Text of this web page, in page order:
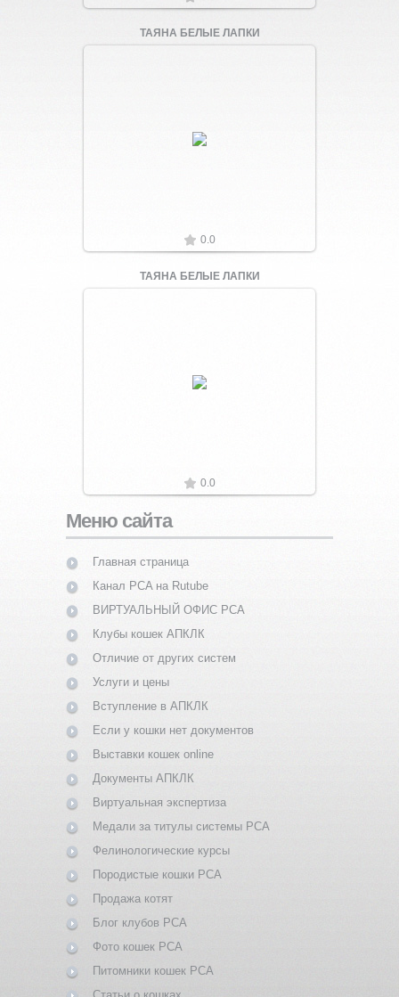
ТАЯНА БЕЛЫЕ ЛАПКИ
Увеличить
0.0
ТАЯНА БЕЛЫЕ ЛАПКИ
Увеличить
0.0
Меню сайта
Главная страница
Канал PCA на Rutube
ВИРТУАЛЬНЫЙ ОФИС PCA
Клубы кошек АПКЛК
Отличие от других систем
Услуги и цены
Вступление в АПКЛК
Если у кошки нет документов
Выставки кошек online
Документы АПКЛК
Виртуальная экспертиза
Медали за титулы системы PCA
Фелинологические курсы
Породистые кошки PCA
Продажа котят
Блог клубов PCA
Фото кошек PCA
Питомники кошек PCA
Статьи о кошках